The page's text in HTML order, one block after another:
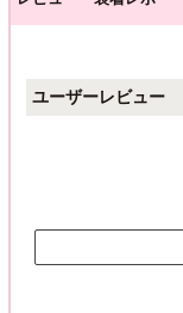
ユーザーレビュー